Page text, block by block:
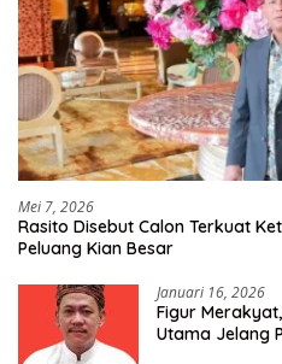
Mei 7, 2026
Rasito Disebut Calon Terkuat
Peluang Kian Besar
Januari 16, 2026
Figur
Utama Jelang